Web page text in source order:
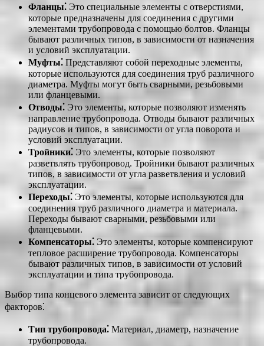
Фланцы⁚ Это специальные элементы с отверстиями,
которые предназначены для соединения с другими
элементами трубопровода с помощью болтов. Фланцы
бывают различных типов, в зависимости от назначения
и условий эксплуатации.
Муфты⁚ Представляют собой переходные элементы,
которые используются для соединения труб различного
диаметра. Муфты могут быть сварными, резьбовыми
или фланцевыми.
Отводы⁚ Это элементы, которые позволяют изменять
направление трубопровода. Отводы бывают различных
радиусов и типов, в зависимости от угла поворота и
условий эксплуатации.
Тройники⁚ Это элементы, которые позволяют
разветвлять трубопровод. Тройники бывают различных
типов, в зависимости от угла разветвления и условий
эксплуатации.
Переходы⁚ Это элементы, которые используются для
соединения труб различного диаметра и материала.
Переходы бывают сварными, резьбовыми или
фланцевыми.
Компенсаторы⁚ Это элементы, которые компенсируют
тепловое расширение трубопровода. Компенсаторы
бывают различных типов, в зависимости от условий
эксплуатации и типа трубопровода.
Выбор типа концевого элемента зависит от следующих
факторов⁚
Тип трубопровода⁚ Материал, диаметр, назначение
трубопровода.